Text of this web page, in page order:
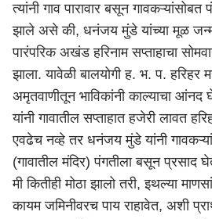
त्यांनी गाव पारावार बसून
झाले असे की, धनंजय मुंडे यांच्या मूळ
पारंपरिक अखंड हरिनाम सप्ताहाचा
झाला. यावेळी बालयोगी ह. भ. प. हरिहर
अमृतवाणीतून भाविकांनी काल्याचा
यांनी गावातील सप्ताहात हजेरी लावत
एवढेच नव्हे तर धनंजय मुंडे यांनी
(गावातील मंदिर) पंगतीला बसून
मी कितीही मोठा झालो तरी, इथल्या
कायम जमिनीवरच पाय राहावेत, अशी